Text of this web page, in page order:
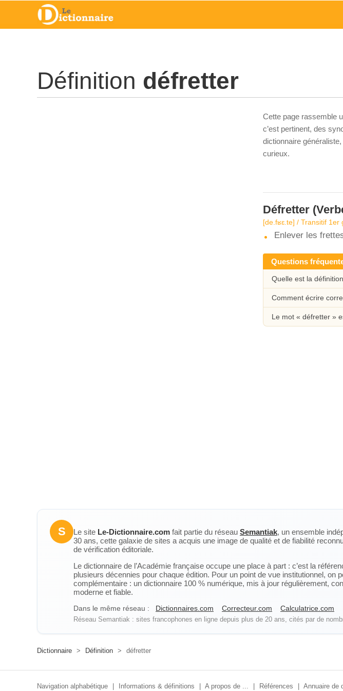
Définition défretter
Cette page rassemble
c’est pertinent, des
dictionnaire
curieux.
Défretter
[de.fʁɛ.te] / Transitif 1er
Enlever les
Questions
Quelle est la
Comment écrire
Le mot « défretter »
S Le site Le-Dictionnaire.com fait partie du réseau Semantiak, un ensemble
30 ans, cette galaxie de sites a acquis une image de qualité et de fiabilité
de vérification éditoriale.
Le dictionnaire de l’Académie française occupe une place à part : c’est la
plusieurs décennies pour chaque édition. Pour un point de vue institutionnel, on
complémentaire : un dictionnaire 100 % numérique, mis à jour régulièrement,
moderne et fiable.
Dans le même réseau : Dictionnaires.com Correcteur.com Calculatrice.com
Réseau Semantiak : sites francophones en ligne depuis plus de 20 ans, cités par de
Dictionnaire > Définition > défretter
Navigation alphabétique Informations & définitions A propos de ... Références Annuaire de